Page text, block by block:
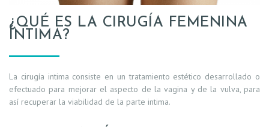
¿QUÉ ES LA CIRUGÍA FEMENINA
ÍNTIMA?
La cirugía intima consiste en un tratamiento estético desarrollado o
efectuado para mejorar el aspecto de la vagina y de la vulva, para
así recuperar la viabilidad de la parte intima.